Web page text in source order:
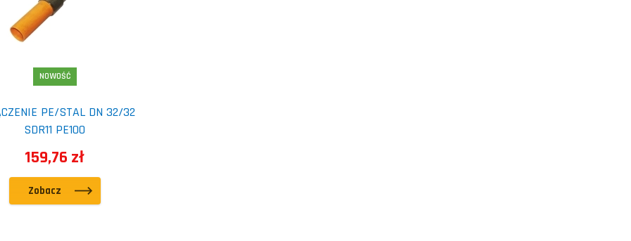
NOWOŚĆ
PE/STAL DN 32/32
SDR11 PE100
159,76 zł
Zobacz